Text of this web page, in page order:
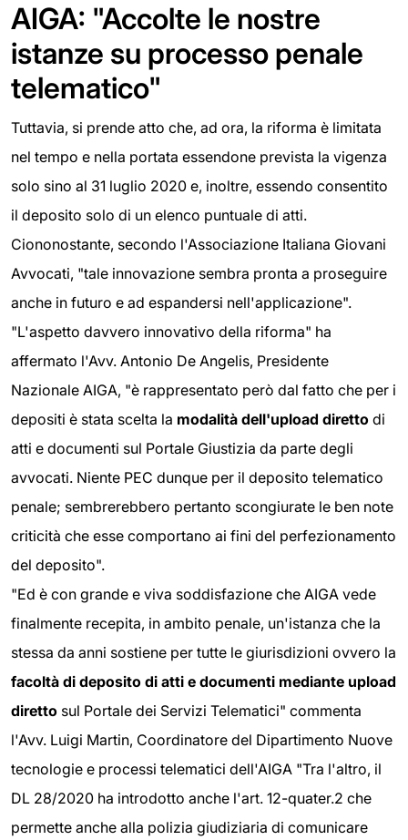
AIGA: "Accolte le nostre
istanze su processo penale
telematico"
Tuttavia, si prende atto che, ad ora, la riforma è limitata
nel tempo e nella portata essendone prevista la vigenza
solo sino al 31 luglio 2020 e, inoltre, essendo consentito
il deposito solo di un elenco puntuale di atti.
Ciononostante, secondo l'Associazione Italiana Giovani
Avvocati, "tale innovazione sembra pronta a proseguire
anche in futuro e ad espandersi nell'applicazione".
"L'aspetto davvero innovativo della riforma" ha
affermato l'Avv. Antonio De Angelis, Presidente
Nazionale AIGA, "è rappresentato però dal fatto che per i
depositi è stata scelta la modalità dell'upload diretto di
atti e documenti sul Portale Giustizia da parte degli
avvocati. Niente PEC dunque per il deposito telematico
penale; sembrerebbero pertanto scongiurate le ben note
criticità che esse comportano ai fini del perfezionamento
del deposito".
"Ed è con grande e viva soddisfazione che AIGA vede
finalmente recepita, in ambito penale, un'istanza che la
stessa da anni sostiene per tutte le giurisdizioni ovvero la
facoltà di deposito di atti e documenti mediante upload
diretto sul Portale dei Servizi Telematici" commenta
l'Avv. Luigi Martin, Coordinatore del Dipartimento Nuove
tecnologie e processi telematici dell'AIGA "Tra l'altro, il
DL 28/2020 ha introdotto anche l'art. 12-quater.2 che
permette anche alla polizia giudiziaria di comunicare